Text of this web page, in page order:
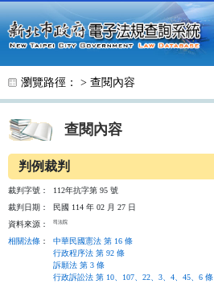
跳至主要內容
瀏覽路徑： > 查閱內容
查閱內容
判例裁判
裁判字號：
112年抗字第 95 號
裁判日期：
民國 114 年 02 月 27 日
資料來源：
司法院
相關法條 ：
中華民國憲法 第 16 條
行政程序法 第 92 條
訴願法 第 3 條
行政訴訟法 第 10、107、22、3、4、45、6 條